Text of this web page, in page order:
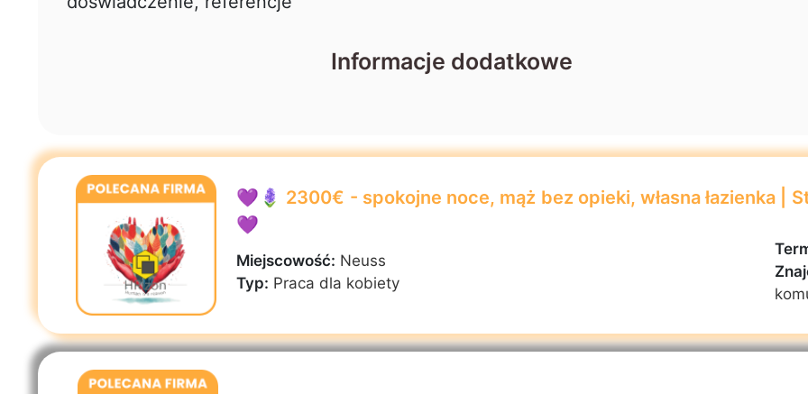
Informacje dodatkowe
💜🪻 2300€ - spokojne noce, mąż bez opieki, własna łazienka |
💜
Miejscowość: Neuss
Typ: Praca dla kobiety